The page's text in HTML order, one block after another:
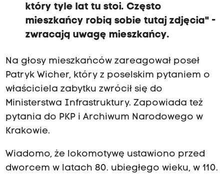
który tyle lat tu stoi. Często
mieszkańcy robią sobie tutaj zdjęcia" -
zwracają uwagę mieszkańcy.
Na głosy mieszkańców zareagował poseł
Patryk Wicher, który z poselskim pytaniem o
właściciela zabytku zwrócił się do
Ministerstwa Infrastruktury. Zapowiada też
pytania do PKP i Archiwum Narodowego w
Krakowie.
Wiadomo, że lokomotywę ustawiono przed
dworcem w latach 80. ubiegłego wieku, w 110.